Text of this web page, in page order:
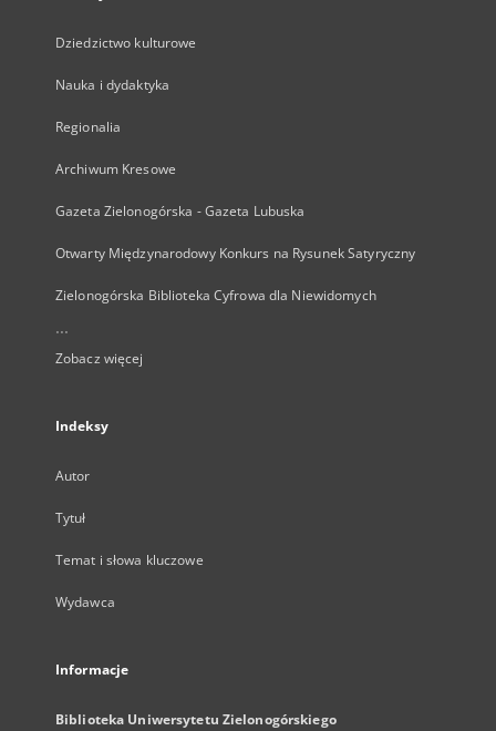
Dziedzictwo kulturowe
Nauka i dydaktyka
Regionalia
Archiwum Kresowe
Gazeta Zielonogórska - Gazeta Lubuska
Otwarty Międzynarodowy Konkurs na Rysunek Satyryczny
Zielonogórska Biblioteka Cyfrowa dla Niewidomych
...
Zobacz więcej
Indeksy
Autor
Tytuł
Temat i słowa kluczowe
Wydawca
Informacje
Biblioteka Uniwersytetu Zielonogórskiego